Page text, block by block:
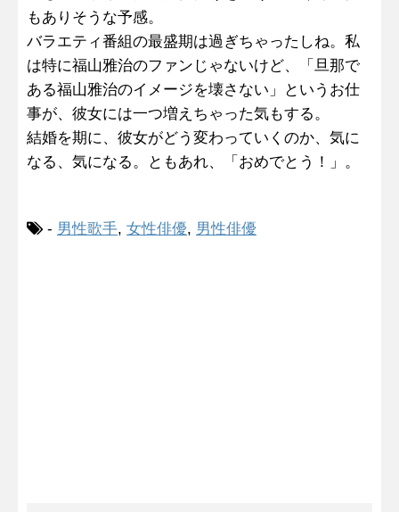
もありそうな予感。
バラエティ番組の最盛期は過ぎちゃったしね。私
は特に福山雅治のファンじゃないけど、「旦那で
ある福山雅治のイメージを壊さない」というお仕
事が、彼女には一つ増えちゃった気もする。
結婚を期に、彼女がどう変わっていくのか、気に
なる、気になる。ともあれ、「おめでとう！」。
- 男性歌手, 女性俳優, 男性俳優